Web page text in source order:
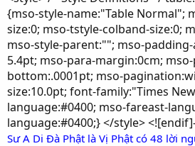
{mso-style-name:"Table Normal";
size:0; mso-tstyle-colband-size:0;
mso-style-parent:""; mso-
5.4pt; mso-para-margin:0cm;
bottom:.0001pt; mso-
size:10.0pt; font-family:"Times
language:#0400; mso-fareast-
language:#0400;} </style>
Sư A Di Đà Phật là Vị Phật có 48 lời